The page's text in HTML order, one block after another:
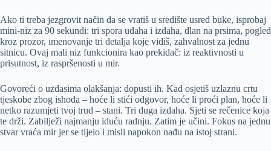
Ako ti treba jezgrovit način da se vratiš u središte usred buke, isprobaj
mini-niz za 90 sekundi: tri spora udaha i izdaha, dlan na prsima, pogled
kroz prozor, imenovanje tri detalja koje vidiš, zahvalnost za jednu
sitnicu. Ovaj mali niz funkcionira kao prekidač: iz reaktivnosti u
prisutnost, iz raspršenosti u mir.
Govoreći o uzdasima olakšanja: dopusti ih. Kad osjetiš uzlaznu crtu
tjeskobe zbog ishoda – hoće li stići odgovor, hoće li proći plan, hoće li
netko razumjeti tvoj trud – stani. Tri duga izdaha. Sjeti se rečenice koja
te drži. Zabilježi najmanju iduću radnju. Zatim je učini. Fokus na jednu
stvar vraća mir jer se tijelo i misli napokon nađu na istoj strani.